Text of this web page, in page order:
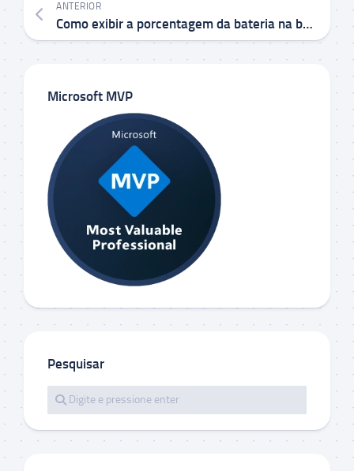
ANTERIOR
Como exibir a porcentagem da bateria na barra de tarefas do Windows 11
Microsoft MVP
Pesquisar